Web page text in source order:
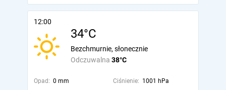
12:00
34°C
Odczuwalna 38°C
Bezchmurnie, słonecznie
Opad: 0 mm Ciśnienie: 1001 hPa